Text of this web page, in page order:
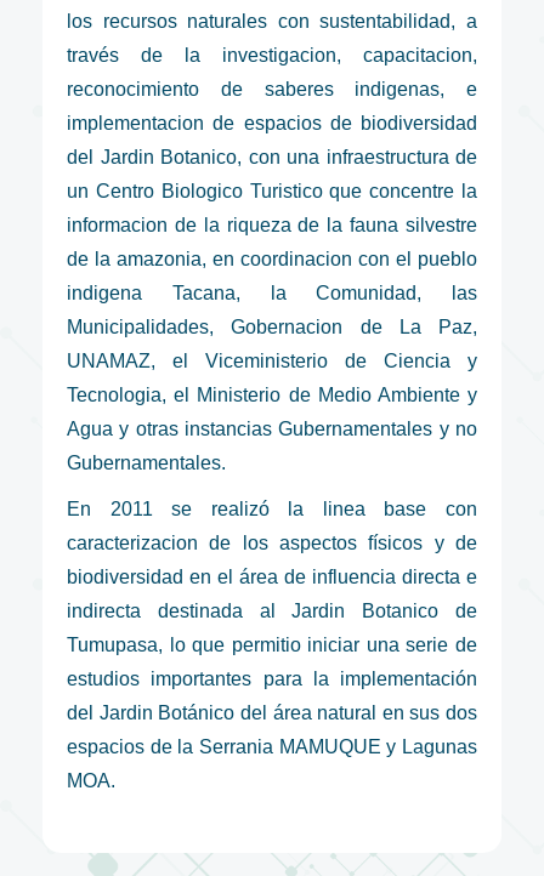
los recursos naturales con sustentabilidad, a
través de la investigacion, capacitacion,
reconocimiento de saberes indigenas, e
implementacion de espacios de biodiversidad
del Jardin Botanico, con una infraestructura de
un Centro Biologico Turistico que concentre la
informacion de la riqueza de la fauna silvestre
de la amazonia, en coordinacion con el pueblo
indigena Tacana, la Comunidad, las
Municipalidades, Gobernacion de La Paz,
UNAMAZ, el Viceministerio de Ciencia y
Tecnologia, el Ministerio de Medio Ambiente y
Agua y otras instancias Gubernamentales y no
Gubernamentales.
En 2011 se realizó la linea base con
caracterizacion de los aspectos físicos y de
biodiversidad en el área de influencia directa e
indirecta destinada al Jardin Botanico de
Tumupasa, lo que permitio iniciar una serie de
estudios importantes para la implementación
del Jardin Botánico del área natural en sus dos
espacios de la Serrania MAMUQUE y Lagunas
MOA.